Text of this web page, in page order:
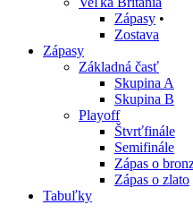
Zápasy •
Zostava
Zápasy
Základná časť
Skupina A
Skupina B
Playoff
Štvrťfinále
Semifinále
Zápas o
Zápas o zlato
Tabuľky